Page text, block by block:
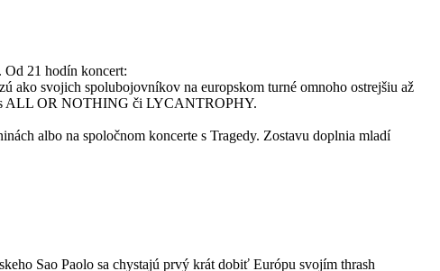
21 hodín koncert:
ako svojich spolubojovníkov na europskom turné omnoho ostrejšiu až
s ALL OR NOTHING či LYCANTROPHY.
albo na spoločnom koncerte s Tragedy. Zostavu doplnia mladí
Sao Paolo sa chystajú prvý krát dobiť Európu svojím thrash